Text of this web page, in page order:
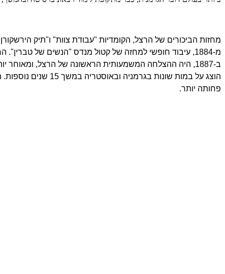
מחזות הביכורים של הרצל, הקומדיות "עבודת צוות" ו"תיק
מ-1884, עיבוד חופשי למחזה של קטול מנדס "הנשים של
ב-1887, היה ההצלחה המשמעותית הראשונה של הרצל,
הוצג על במות
פחותה יותר.